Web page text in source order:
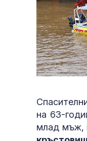
на 63-
млад мъж,